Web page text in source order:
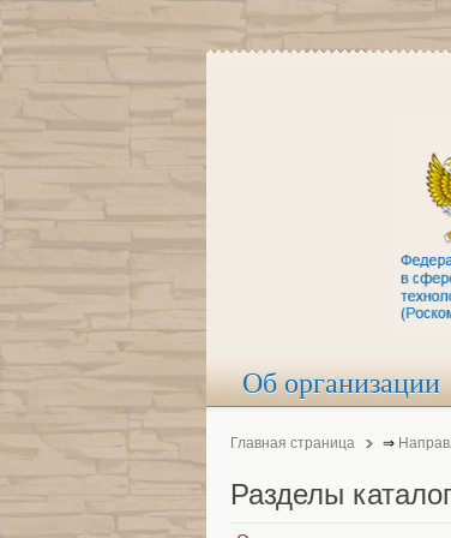
Об организации
Главная страница ⇒
Разделы